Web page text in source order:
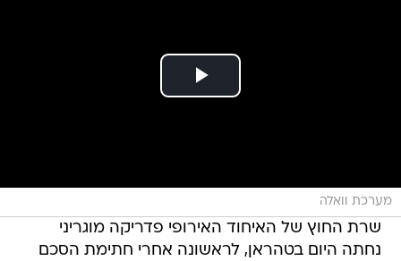
מערכת וואלה
שרת החוץ של האיחוד האירופי פדריקה מוגריני
נחתה היום בטהראן, לראשונה אחרי חתימת הסכם